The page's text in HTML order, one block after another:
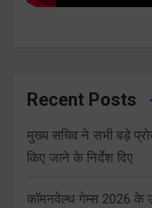
Recent Posts
मुख्य सचिव ने सभी बड़े
किए जाने के निर्देश दिए
कॉमनवेल्थ गेम्स 2026 के